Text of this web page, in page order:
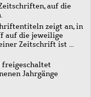
auf die
zeigt an, in
auf die jeweilige
Zeitschrift ist …
freigeschaltet
Jahrgänge